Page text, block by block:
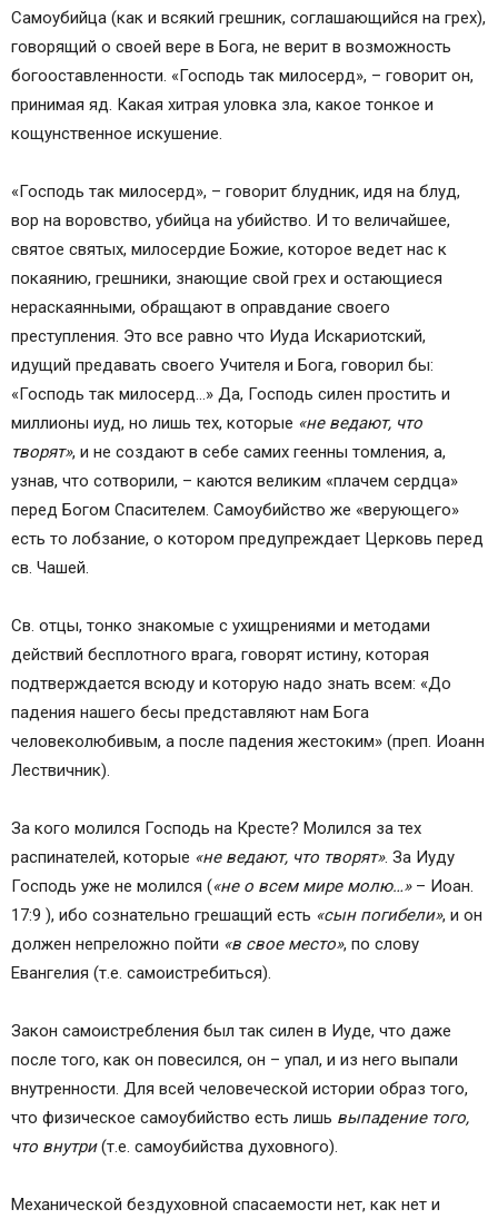
Самоубийца (как и всякий грешник, соглашающийся на грех),
говорящий о своей вере в Бога, не верит в возможность
богооставленности. «Господь так милосерд», – говорит он,
принимая яд. Какая хитрая уловка зла, какое тонкое и
кощунственное искушение.
«Господь так милосерд», – говорит блудник, идя на блуд,
вор на воровство, убийца на убийство. И то величайшее,
святое святых, милосердие Божие, которое ведет нас к
покаянию, грешники, знающие свой грех и остающиеся
нераскаянными, обращают в оправдание своего
преступления. Это все равно что Иуда Искариотский,
идущий предавать своего Учителя и Бога, говорил бы:
«Господь так милосерд…» Да, Господь силен простить и
миллионы иуд, но лишь тех, которые «не ведают, что
творят», и не создают в себе самих геенны томления, а,
узнав, что сотворили, – каются великим «плачем сердца»
перед Богом Спасителем. Самоубийство же «верующего»
есть то лобзание, о котором предупреждает Церковь перед
св. Чашей.
Св. отцы, тонко знакомые с ухищрениями и методами
действий бесплотного врага, говорят истину, которая
подтверждается всюду и которую надо знать всем: «До
падения нашего бесы представляют нам Бога
человеколюбивым, а после падения жестоким» (преп. Иоанн
Лествичник).
За кого молился Господь на Кресте? Молился за тех
распинателей, которые «не ведают, что творят». За Иуду
Господь уже не молился («не о всем мире молю…»– Иоан.
17:9 ), ибо сознательно грешащий есть «сын погибели», и он
должен непреложно пойти «в свое место», по слову
Евангелия (т.е. самоистребиться).
Закон самоистребления был так силен в Иуде, что даже
после того, как он повесился, он – упал, и из него выпали
внутренности. Для всей человеческой истории образ того,
что физическое самоубийство есть лишь выпадение того,
что внутри(т.е. самоубийства духовного).
Механической бездуховной спасаемости нет, как нет и